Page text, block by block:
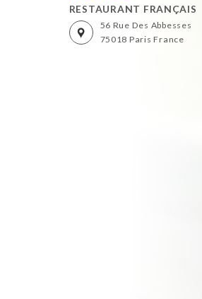
RESTAURANT FRANÇAIS
56 Rue Des Abbesses
75018 Paris France